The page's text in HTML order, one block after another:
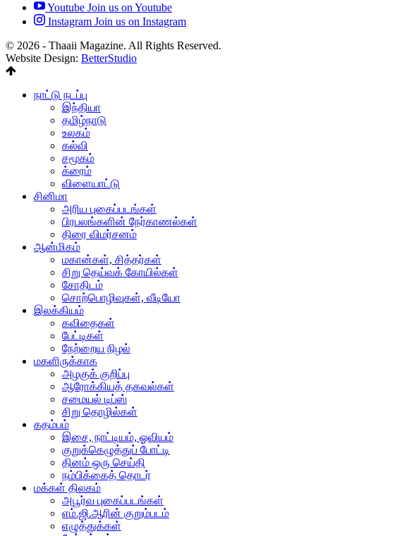
Youtube Join us on Youtube
Instagram Join us on Instagram
© 2026 - Thaaii Magazine. All Rights Reserved.
Website Design: BetterStudio
நாட்டு நடப்பு
இந்தியா
தமிழ்நாடு
உலகம்
கல்வி
சமூகம்
க்ரைம்
விளையாட்டு
சினிமா
அரிய புகைப்படங்கள்
பிரபலங்களின் நேர்காணல்கள்
திரை விமர்சனம்
ஆன்மிகம்
மகான்கள், சித்தர்கள்
சிறு தெய்வக் கோயில்கள்
சோதிடம்
சொற்பொழிவுகள், வீடியோ
இலக்கியம்
கவிதைகள்
பேட்டிகள்
நேற்றைய நிழல்
மகளிருக்காக
அழகுக் குறிப்பு
ஆரோக்கியத் தகவல்கள்
சமையல் டிப்ஸ்
சிறு தொழில்கள்
கதம்பம்
இசை, நாட்டியம், ஓவியம்
குறுக்கெழுத்துப் போட்டி
தினம் ஒரு செய்தி
நம்பிக்கைத் தொடர்
மக்கள் திலகம்
அபூர்வ புகைப்படங்கள்
எம்.ஜி.ஆரின் குறும்படம்
எழுத்துக்கள்